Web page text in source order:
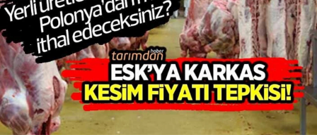
Şeker ve Şekerli Mamüller
Tahıllar ve Baklagiller
Tohum